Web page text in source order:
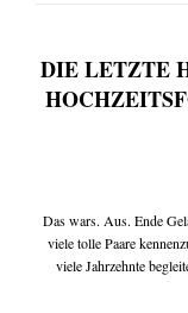
DIE LETZTE
Das wars. Aus. Ende
viele tolle Paare
viele Jahrzehnte